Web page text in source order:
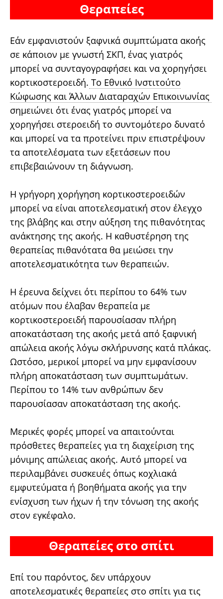
Θεραπείες
Εάν εμφανιστούν ξαφνικά συμπτώματα ακοής
σε κάποιον με γνωστή ΣΚΠ, ένας γιατρός
μπορεί να συνταγογραφήσει και να χορηγήσει
κορτικοστεροειδή. Το Εθνικό Ινστιτούτο
Κώφωσης και Άλλων Διαταραχών Επικοινωνίας
σημειώνει ότι ένας γιατρός μπορεί να
χορηγήσει στεροειδή το συντομότερο δυνατό
και μπορεί να τα προτείνει πριν επιστρέψουν
τα αποτελέσματα των εξετάσεων που
επιβεβαιώνουν τη διάγνωση.
Η γρήγορη χορήγηση κορτικοστεροειδών
μπορεί να είναι αποτελεσματική στον έλεγχο
της βλάβης και στην αύξηση της πιθανότητας
ανάκτησης της ακοής. Η καθυστέρηση της
θεραπείας πιθανότατα θα μειώσει την
αποτελεσματικότητα των θεραπειών.
Η έρευνα δείχνει ότι περίπου το 64% των
ατόμων που έλαβαν θεραπεία με
κορτικοστεροειδή παρουσίασαν πλήρη
αποκατάσταση της ακοής μετά από ξαφνική
απώλεια ακοής λόγω σκλήρυνσης κατά πλάκας.
Ωστόσο, μερικοί μπορεί να μην εμφανίσουν
πλήρη αποκατάσταση των συμπτωμάτων.
Περίπου το 14% των ανθρώπων δεν
παρουσίασαν αποκατάσταση της ακοής.
Μερικές φορές μπορεί να απαιτούνται
πρόσθετες θεραπείες για τη διαχείριση της
μόνιμης απώλειας ακοής. Αυτό μπορεί να
περιλαμβάνει συσκευές όπως κοχλιακά
εμφυτεύματα ή βοηθήματα ακοής για την
ενίσχυση των ήχων ή την τόνωση της ακοής
στον εγκέφαλο.
Θεραπείες στο σπίτι
Επί του παρόντος, δεν υπάρχουν
αποτελεσματικές θεραπείες στο σπίτι για τις